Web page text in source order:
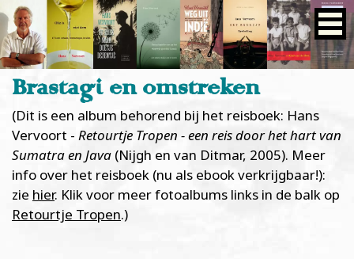
Brastagi en omstreken
(Dit is een album behorend bij het reisboek: Hans
Vervoort - Retourtje Tropen - een reis door het hart van
Sumatra en Java (Nijgh en van Ditmar, 2005). Meer
info over het reisboek (nu als ebook verkrijgbaar!):
zie hier. Klik voor meer fotoalbums links in de balk op
Retourtje Tropen.)